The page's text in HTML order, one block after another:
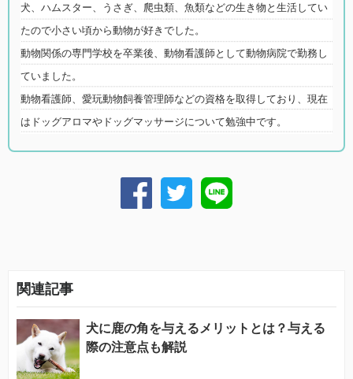
犬、ハムスター、うさぎ、爬虫類、魚類などの生き物と生活してい
たので小さい頃から動物が好きでした。
動物関係の専門学校を卒業後、動物看護師として動物病院で勤務し
ていました。
動物看護師、愛玩動物飼養管理師などの資格を取得しており、現在
はドッグアロマやドッグマッサージについて勉強中です。
関連記事
犬に鹿の角を与えるメリットとは？与える
際の注意点も解説